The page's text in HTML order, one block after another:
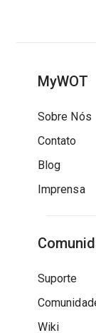
MyWOT
Sobre Nós
Contato
Blog
Imprensa
Suporte
Wiki